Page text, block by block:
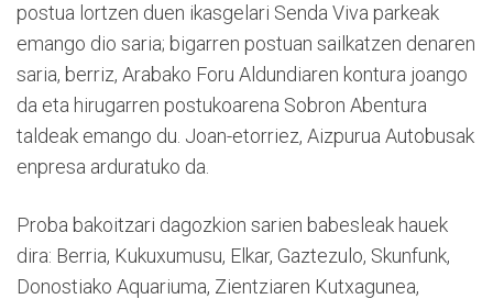
postua lortzen duen ikasgelari Senda Viva parkeak
emango dio saria; bigarren postuan sailkatzen denaren
saria, berriz, Arabako Foru Aldundiaren kontura joango
da eta hirugarren postukoarena Sobron Abentura
taldeak emango du. Joan-etorriez, Aizpurua Autobusak
enpresa arduratuko da.
Proba bakoitzari dagozkion sarien babesleak hauek
dira: Berria, Kukuxumusu, Elkar, Gaztezulo, Skunfunk,
Donostiako Aquariuma, Zientziaren Kutxagunea,